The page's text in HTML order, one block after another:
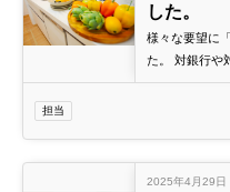
した。
様々な要望に
た。 対銀行や
ただき、スム
当いただいた
担当
2025年4月29日